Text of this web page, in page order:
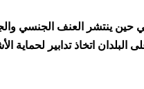
حين ينتشر العنف الجنسي
اتخاذ تدابير لحماية